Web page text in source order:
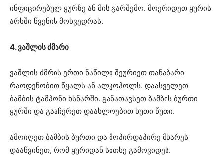
ინფიცირებულ ყურზე ან მის გარშემო. მოერიდეთ ყურის
არხში წვენის მოხვედრას.
4. ვაშლის ძმარი
ვაშლის ძმრის ერთი ნაწილი შეურიეთ თანაბარი
რაოდენობით წყალს ან ალკოჰოლს. დაასველეთ
ბამბის ტამპონი ხსნარში. განათავსეთ ბამბის ბურთი
ყურში და გააჩერეთ დაახლოებით ხუთი წუთი.
ამოიღეთ ბამბის ბურთი და მოპირდაპირე მხარეს
დააწვინეთ, რომ ყურიდან სითხე გამოვიდეს.